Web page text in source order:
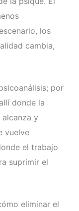
los
cambia,
por
donde la
y
vuelve
el trabajo
suprimir el
eliminar el